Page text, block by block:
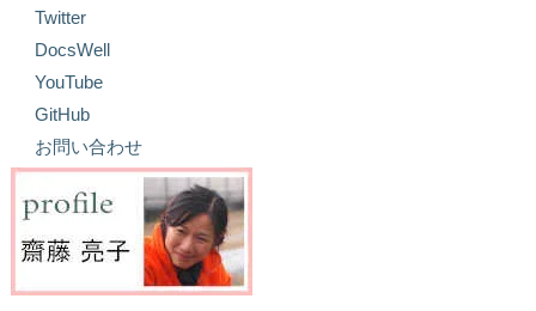
Twitter
DocsWell
YouTube
GitHub
お問い合わせ